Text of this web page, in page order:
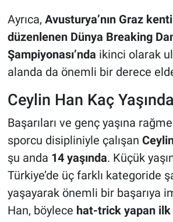
Ayrıca, Avusturya’nın Graz
düzenlenen Dünya Breaking
Şampiyonası’nda ikinci olarak
alanda da önemli bir derece
Ceylin Han Kaç
Başarıları ve genç yaşına
sporcu disipliniyle çalışan
şu anda 14 yaşında. Küçük
Türkiye’de üç farklı kategoride
yaşayarak önemli bir başarıya
Han, böylece hat-trick yapan ilk